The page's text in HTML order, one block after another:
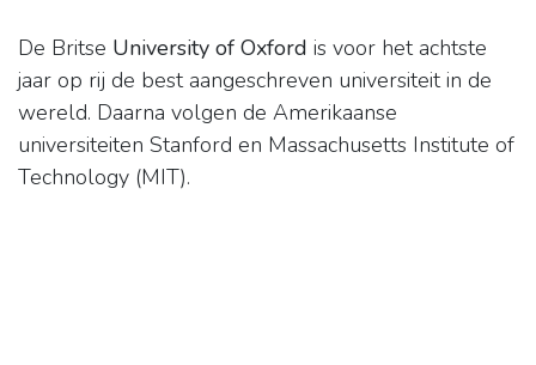
De Britse University of Oxford is voor het achtste
jaar op rij de best aangeschreven universiteit in de
wereld. Daarna volgen de Amerikaanse
universiteiten Stanford en Massachusetts Institute of
Technology (MIT).